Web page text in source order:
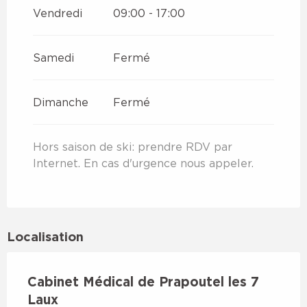
Vendredi 09:00 - 17:00
Samedi Fermé
Dimanche Fermé
Hors saison de ski: prendre RDV par
Internet. En cas d'urgence nous appeler.
Localisation
Cabinet Médical de Prapoutel les 7
Laux